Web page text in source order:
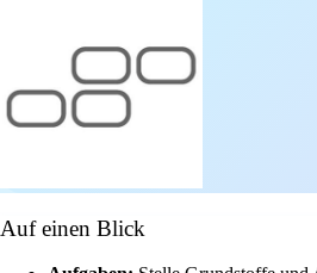
Auf einen Blick